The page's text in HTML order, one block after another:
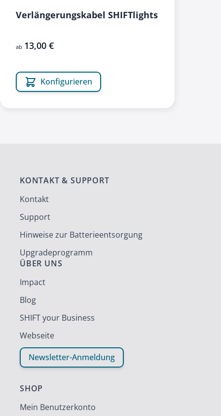
Verlängerungskabel SHIFTlights
ab 13,00 €
Konfigurieren
KONTAKT & SUPPORT
Kontakt
Support
Hinweise zur Batterieentsorgung
Upgradeprogramm
ÜBER UNS
Impact
Blog
SHIFT your Business
Webseite
Newsletter-Anmeldung
SHOP
Mein Benutzerkonto